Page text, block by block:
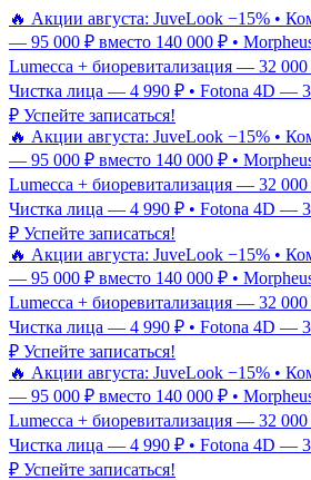
🔥 Акции августа: JuveLook −15% •
— 95 000 ₽ вместо 140 000 ₽ •
Lumecca + биоревитализация — 32 000
Чистка лица — 4 990 ₽ • Fotona 4D —
₽ Успейте записаться!
🔥 Акции августа: JuveLook −15% •
— 95 000 ₽ вместо 140 000 ₽ •
Lumecca + биоревитализация — 32 000
Чистка лица — 4 990 ₽ • Fotona 4D —
₽ Успейте записаться!
🔥 Акции августа: JuveLook −15% •
— 95 000 ₽ вместо 140 000 ₽ •
Lumecca + биоревитализация — 32 000
Чистка лица — 4 990 ₽ • Fotona 4D —
₽ Успейте записаться!
🔥 Акции августа: JuveLook −15% •
— 95 000 ₽ вместо 140 000 ₽ •
Lumecca + биоревитализация — 32 000
Чистка лица — 4 990 ₽ • Fotona 4D —
₽ Успейте записаться!